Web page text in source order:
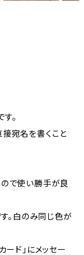
。
宛名を書くこと
ので使い勝手が良
。白のみ同じ色が
ード」にメッセー